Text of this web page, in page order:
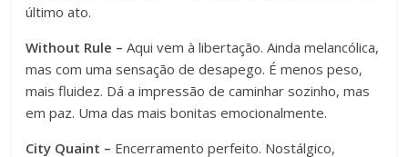
último ato.
Without Rule – Aqui vem à libertação. Ainda melancólica,
mas com uma sensação de desapego. É menos peso,
mais fluidez. Dá a impressão de caminhar sozinho, mas
em paz. Uma das mais bonitas emocionalmente.
City Quaint – Encerramento perfeito. Nostálgico,